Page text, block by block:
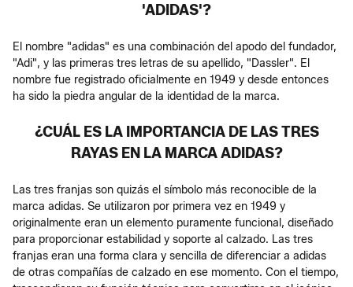
'ADIDAS'?
El nombre "adidas" es una combinación del apodo del fundador,
"Adi", y las primeras tres letras de su apellido, "Dassler". El
nombre fue registrado oficialmente en 1949 y desde entonces
ha sido la piedra angular de la identidad de la marca.
¿CUÁL ES LA IMPORTANCIA DE LAS TRES
RAYAS EN LA MARCA ADIDAS?
Las tres franjas son quizás el símbolo más reconocible de la
marca adidas. Se utilizaron por primera vez en 1949 y
originalmente eran un elemento puramente funcional, diseñado
para proporcionar estabilidad y soporte al calzado. Las tres
franjas eran una forma clara y sencilla de diferenciar a adidas
de otras compañías de calzado en ese momento. Con el tiempo,